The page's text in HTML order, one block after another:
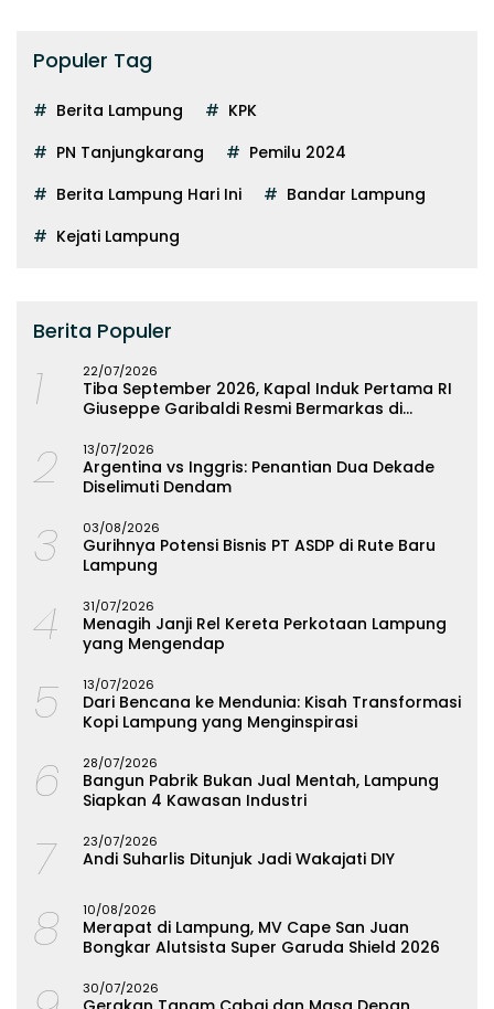
Populer Tag
Berita Lampung
KPK
PN Tanjungkarang
Pemilu 2024
Berita Lampung Hari Ini
Bandar Lampung
Kejati Lampung
Berita Populer
1 22/07/2026
Tiba September 2026, Kapal Induk Pertama RI
Giuseppe Garibaldi Resmi Bermarkas di
2 13/07/2026
Argentina vs Inggris: Penantian Dua Dekade
Diselimuti Dendam
3 03/08/2026
Gurihnya Potensi Bisnis PT ASDP di Rute Baru
Lampung
4 31/07/2026
Menagih Janji Rel Kereta Perkotaan Lampung
yang Mengendap
5 13/07/2026
Dari Bencana ke Mendunia: Kisah Transformasi
Kopi Lampung yang Menginspirasi
6 28/07/2026
Bangun Pabrik Bukan Jual Mentah, Lampung
Siapkan 4 Kawasan Industri
7 23/07/2026
Andi Suharlis Ditunjuk Jadi Wakajati DIY
8 10/08/2026
Merapat di Lampung, MV Cape San Juan
Bongkar Alutsista Super Garuda Shield 2026
30/07/2026